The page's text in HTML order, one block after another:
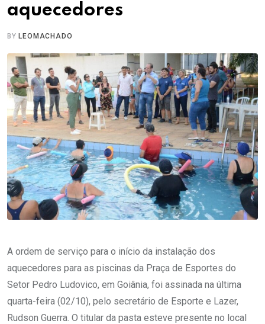
aquecedores
BYLEOMACHADO
A ordem de serviço para o início da instalação dos
aquecedores para as piscinas da Praça de Esportes do
Setor Pedro Ludovico, em Goiânia, foi assinada na última
quarta-feira (02/10), pelo secretário de Esporte e Lazer,
Rudson Guerra. O titular da pasta esteve presente no local